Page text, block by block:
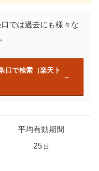
では過去にも様々な
口で検索（楽天ト
平均有効期間
25 日